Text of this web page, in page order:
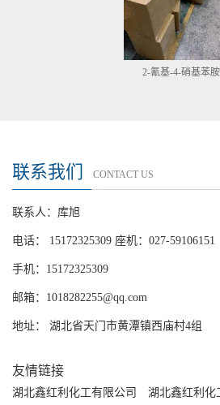
2-氰基-4-硝基苯胺
联系我们 CONTACT US
联系人：库旭
电话： 15172325309 座机：027-59106151
手机：15172325309
邮箱： 1018282255@qq.com
地址： 湖北省天门市黄潭镇西庙村4组
友情链接
湖北鑫红利化工有限公司 湖北鑫红利化